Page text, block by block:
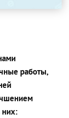
работы,
них: